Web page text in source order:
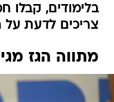
בלימודים,
צריכים לדעת על
מתווה הגז